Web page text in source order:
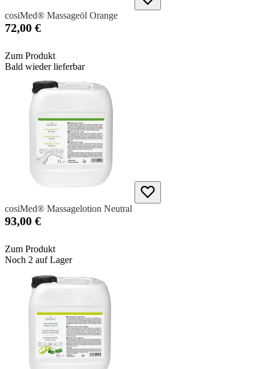
cosiMed® Massageöl Orange
72,00 €
Zum Produkt
Bald wieder lieferbar
cosiMed® Massagelotion Neutral
93,00 €
Zum Produkt
Noch 2 auf Lager